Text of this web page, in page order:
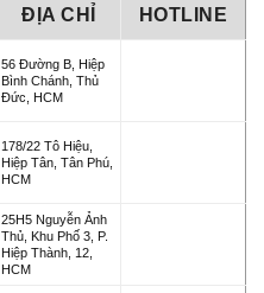
ĐỊA CHỈ HOTLINE
56 Đường B, Hiệp
Bình Chánh, Thủ
Đức, HCM
178/22 Tô Hiệu,
Hiệp Tân, Tân Phú,
HCM
25H5 Nguyễn Ảnh
Thủ, Khu Phố 3, P.
Hiệp Thành, 12,
HCM